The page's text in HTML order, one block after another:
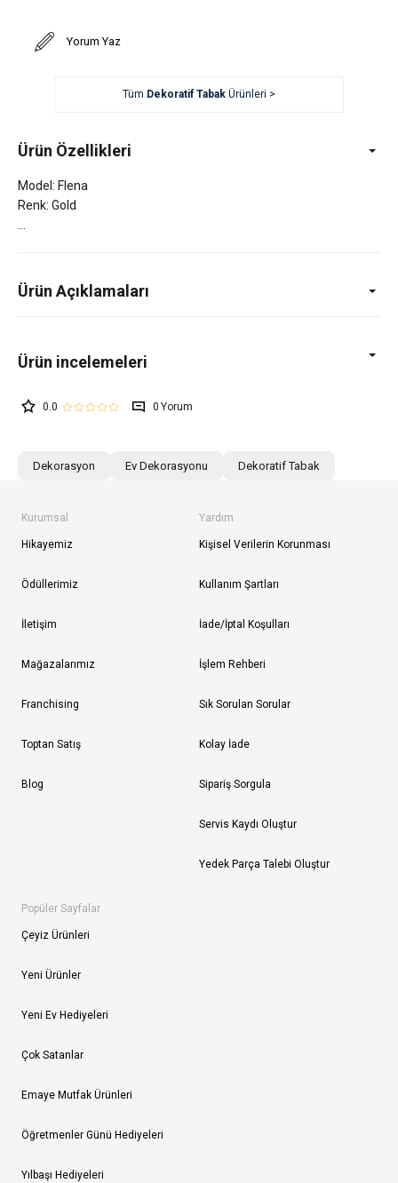
Yorum Yaz
Tüm Dekoratif TabakÜrünleri >
Ürün Özellikleri
Model: Flena
Renk: Gold
Ürün Açıklamaları
0.0 0
Dekorasyon Ev Dekorasyonu Dekoratif Tabak
Kurumsal
Hikayemiz
Ödüllerimiz
İletişim
Mağazalarımız
Franchising
Toptan Satış
Blog
Yardım
Kişisel Verilerin Korunması
Kullanım Şartları
İade/İptal Koşulları
İşlem Rehberi
Sık Sorulan Sorular
Kolay İade
Sipariş Sorgula
Servis Kaydı Oluştur
Yedek Parça Talebi Oluştur
Popüler Sayfalar
Çeyiz Ürünleri
Yeni Ürünler
Yeni Ev Hediyeleri
Çok Satanlar
Emaye Mutfak Ürünleri
Öğretmenler Günü Hediyeleri
Yılbaşı Hediyeleri